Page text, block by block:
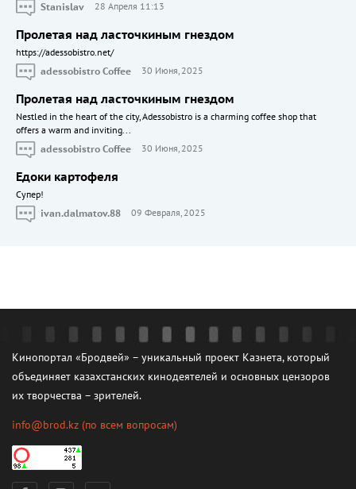
Stanislav
28 Апреля 11:13
Пролетая над ласточкиным гнездом
https://adessobistro.net/
adessobistro Coffee
30 Июня, 2025
Пролетая над ласточкиным гнездом
Nestled in the heart of the city, Adessobistro is a charming coffee shop that
offers a warm and inviting...
adessobistro Coffee
30 Июня, 2025
Едоки картофеля
Cупер!
ivan.dalmatov.88
09 Февраля, 2025
Кинопортал «Бродвей» – уникальный проект Казнета, который
объединяет казахстанских кинодеятелей и основных цензоров
их творчества – зрителей.
info@brod.kz (по всем вопросам)